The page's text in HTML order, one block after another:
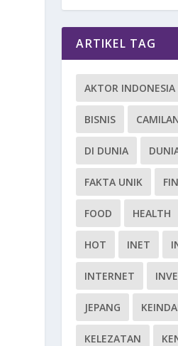
ARTIKEL TAG
AKTOR INDONESIA
BISNIS
DI DUNIA
FAKTA UNIK
FOOD HEALTH
HOT INET
INTERNET
JEPANG
KELEZATAN